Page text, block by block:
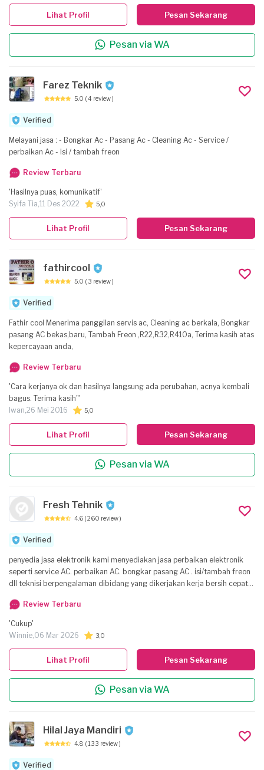
Pesan Sekarang
Pesan via WA
Lihat Profil
Farez Teknik
5.0 ( 4 review )
Verified
Melayani jasa : - Bongkar Ac - Pasang Ac - Cleaning Ac - Service /
perbaikan Ac - Isi / tambah freon
Review Terbaru
'Hasilnya puas, komunikatif'
Syifa Tia,11 Des 2022 5,0
Pesan Sekarang
Lihat Profil
fathircool
5.0 ( 3 review )
Verified
Fathir cool Menerima panggilan servis ac, Cleaning ac berkala, Bongkar
pasang AC bekas,baru, Tambah Freon ,R22,R32,R410a, Terima kasih atas
kepercayaan anda,
Review Terbaru
'Cara kerjanya ok dan hasilnya langsung ada perubahan, acnya kembali
bagus. Terima kasih"'
Iwan,26 Mei 2016 5,0
Pesan Sekarang
Pesan via WA
Lihat Profil
Fresh Tehnik
4.6 ( 260 review )
Verified
penyedia jasa elektronik kami menyediakan jasa perbaikan elektronik
seperti service AC. perbaikan AC. bongkar pasang AC . isi/tambah freon
dll teknisi berpengalaman dibidang yang dikerjakan kerja bersih cepat
Review Terbaru
'Cukup'
Winnie,06 Mar 2026 3,0
Pesan Sekarang
Pesan via WA
Lihat Profil
Hilal Jaya Mandiri
4.8 ( 133 review )
Verified